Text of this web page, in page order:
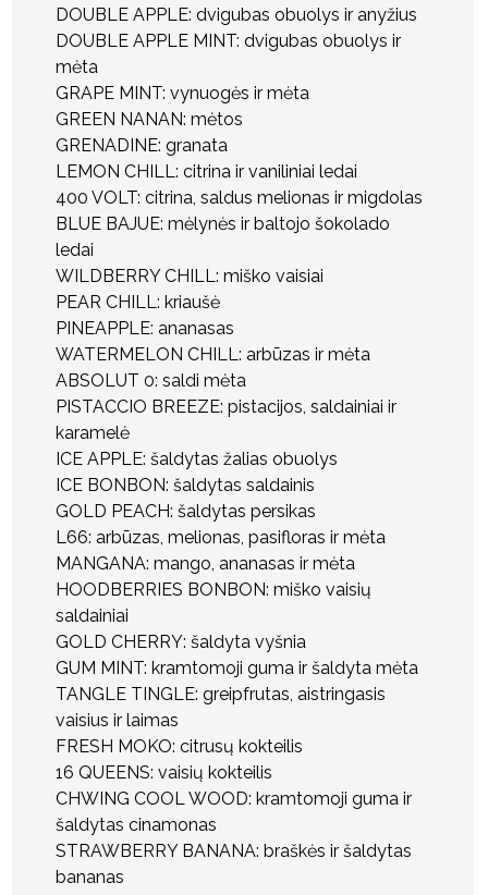
DOUBLE APPLE: dvigubas obuolys ir anyžius
DOUBLE APPLE MINT: dvigubas obuolys ir
mėta
GRAPE MINT: vynuogės ir mėta
GREEN NANAN: mėtos
GRENADINE: granata
LEMON CHILL: citrina ir vaniliniai ledai
400 VOLT: citrina, saldus melionas ir migdolas
BLUE BAJUE: mėlynės ir baltojo šokolado
ledai
WILDBERRY CHILL: miško vaisiai
PEAR CHILL: kriaušė
PINEAPPLE: ananasas
WATERMELON CHILL: arbūzas ir mėta
ABSOLUT 0: saldi mėta
PISTACCIO BREEZE: pistacijos, saldainiai ir
karamelė
ICE APPLE: šaldytas žalias obuolys
ICE BONBON: šaldytas saldainis
GOLD PEACH: šaldytas persikas
L66: arbūzas, melionas, pasifloras ir mėta
MANGANA: mango, ananasas ir mėta
HOODBERRIES BONBON: miško vaisių
saldainiai
GOLD CHERRY: šaldyta vyšnia
GUM MINT: kramtomoji guma ir šaldyta mėta
TANGLE TINGLE: greipfrutas, aistringasis
vaisius ir laimas
FRESH MOKO: citrusų kokteilis
16 QUEENS: vaisių kokteilis
CHWING COOL WOOD: kramtomoji guma ir
šaldytas cinamonas
STRAWBERRY BANANA: braškės ir šaldytas
bananas